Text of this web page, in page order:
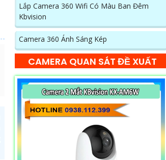
Lắp Camera 360 Wifi Có Màu Ban Đêm
Kbvision
Camera 360 Ánh Sáng Kép
CAMERA QUAN SÁT ĐỀ XUẤT